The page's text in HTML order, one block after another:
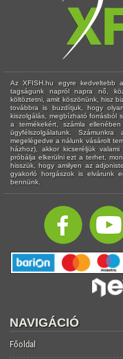
Az XFISH.hu egyre kedveltebb
tagságunk napról napra nő,
költöztetni, amit köszönünk, hisz
továbbra is buzdítjuk, hogy
kiszolgálás, megbízható forrásból
a termékekért, számla
ügyfélszolgálatunk.
megelégedve a nálunk vásárolt
házhoz), akkor kicseréljük
próbálja elkerülni ezt a terhet,
hisszük, hogy amilyen az
gyakorló horgászok is elvárunk
bennünk.
NAVIGÁCIÓ
Főoldal